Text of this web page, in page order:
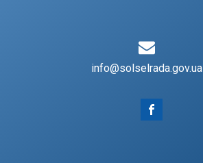
info@solselrada.gov.ua